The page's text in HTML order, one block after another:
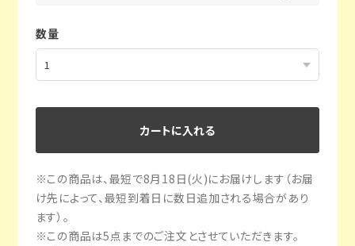
数量
カートに入れる
※この商品は、最短で8月18日(火)にお届けします（お届
け先によって、最短到着日に数日追加される場合があり
ます）。
※この商品は5点までのご注文とさせていただきます。